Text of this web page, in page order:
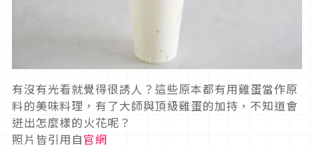
有沒有光看就覺得很誘人？這些原本都有用雞蛋當作原
料的美味料理，有了大師與頂級雞蛋的加持，不知道會
迸出怎麼樣的火花呢？
照片皆引用自官網